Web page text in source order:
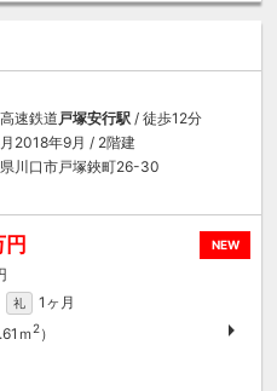
速鉄道 戸塚安行駅 / 徒歩12分
2018年9月 / 2階建
川口市戸塚鋏町26-30
NEW
礼
1ヶ月
ｍ 2）